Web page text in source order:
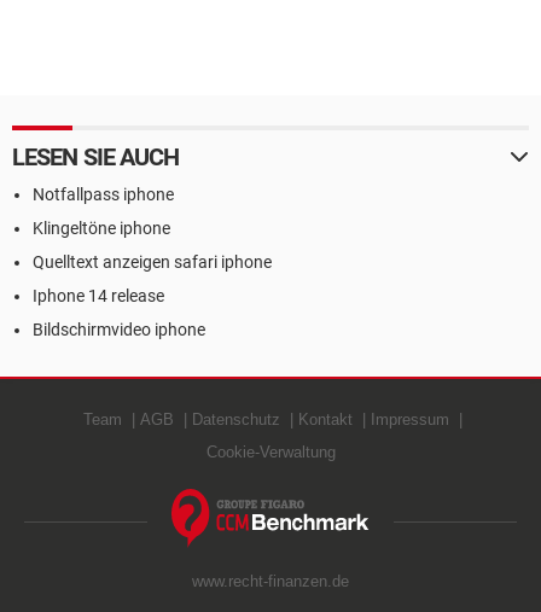
LESEN SIE AUCH
Notfallpass iphone
Klingeltöne iphone
Quelltext anzeigen safari iphone
Iphone 14 release
Bildschirmvideo iphone
Team AGB Datenschutz Kontakt
Impressum
Cookie-Verwaltung
www.recht-finanzen.de